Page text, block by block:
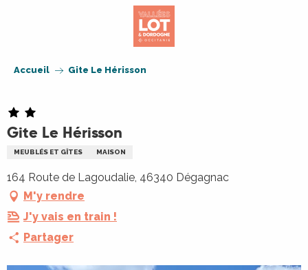
Accueil Gite Le Hérisson
Gite Le Hérisson
MEUBLÉS ET GÎTES MAISON
164 Route de Lagoudalie, 46340 Dégagnac
M'y rendre
J'y vais en train !
Partager